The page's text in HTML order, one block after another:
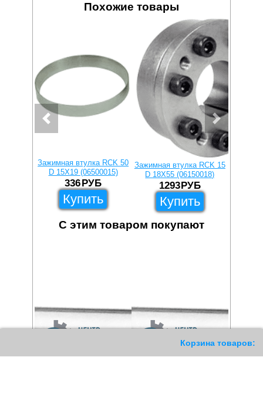
Корзина товаров:
Похожие товары
Зажимная втулка RCK 50
D 15X19 (06500015)
336РУБ
Купить
Зажимная втулка RCK 15
D 18X55 (06150018)
1293РУБ
Купить
С этим товаром покупают